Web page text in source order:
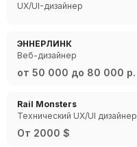
UX/UI-дизайнер
ЭННЕРЛИНК
Веб-дизайнер
от 50 000 до 80 000 р.
Rail Monsters
Технический UX/UI дизайнер
От 2000 $